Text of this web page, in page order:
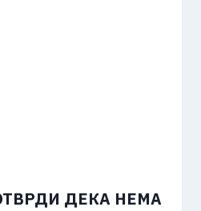
ДЕКА НЕМА